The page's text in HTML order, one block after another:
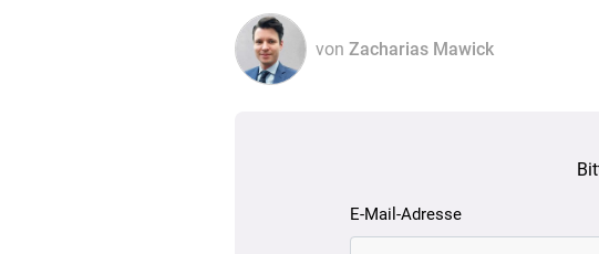
von Zacharias Mawick
E-Mail-Adresse